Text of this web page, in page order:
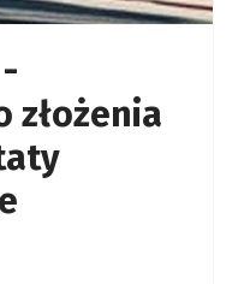
złożenia